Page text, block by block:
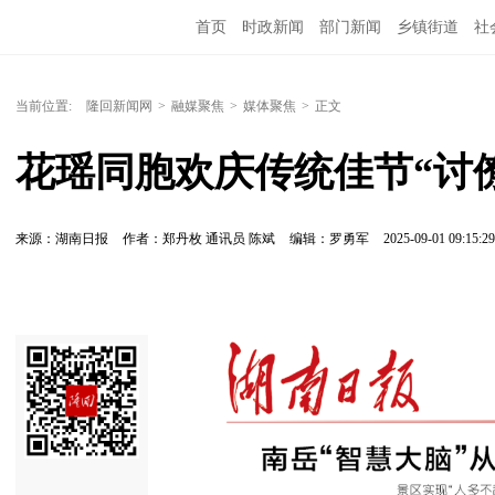
首页 时政新闻 部门新闻 乡镇街道 社
当前位置: 隆回新闻网 > 融媒聚焦 > 媒体聚焦 > 正文
花瑶同胞欢庆传统佳节“讨
来源：湖南日报 作者：郑丹枚 通讯员 陈斌 编辑：罗勇军 2025-09-01 09:15:29